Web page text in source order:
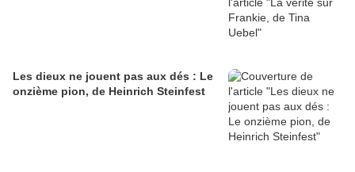
Les dieux ne jouent pas aux dés : Le
onzième pion, de Heinrich Steinfest